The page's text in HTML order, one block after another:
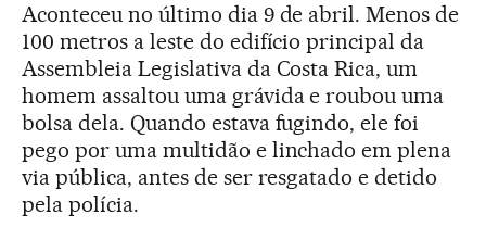
Aconteceu no último dia 9 de abril. Menos de
100 metros a leste do edifício principal da
Assembleia Legislativa da Costa Rica, um
homem assaltou uma grávida e roubou uma
bolsa dela. Quando estava fugindo, ele foi
pego por uma multidão e linchado em plena
via pública, antes de ser resgatado e detido
pela polícia.